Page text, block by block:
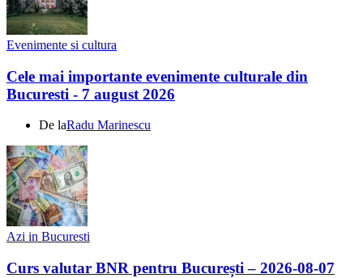
Evenimente si cultura
Cele mai importante evenimente culturale din
Bucuresti - 7 august 2026
De laRadu Marinescu
Azi in Bucuresti
Curs valutar BNR pentru București – 2026-08-07